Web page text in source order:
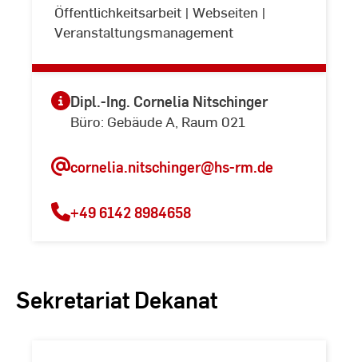
Öffentlichkeitsarbeit | Webseiten |
Veranstaltungsmanagement
Dipl.-Ing. Cornelia Nitschinger
Büro: Gebäude A, Raum 021
cornelia.nitschinger@hs-rm.de
+49 6142 8984658
Sekretariat Dekanat